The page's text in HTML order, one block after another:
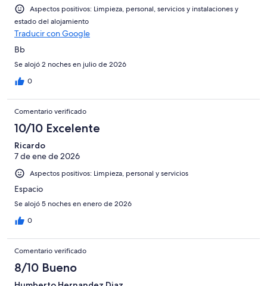
Mediocre
Horrible
Aspectos positivos: Limpieza, personal, servicios y instalaciones y
estado del alojamiento
Traducir con Google
Bb
Se alojó 2 noches en julio de 2026
0
Comentario verificado
10/10 Excelente
Ricardo
7 de ene de 2026
Aspectos positivos: Limpieza, personal y servicios
Espacio
Se alojó 5 noches en enero de 2026
0
Comentario verificado
8/10 Bueno